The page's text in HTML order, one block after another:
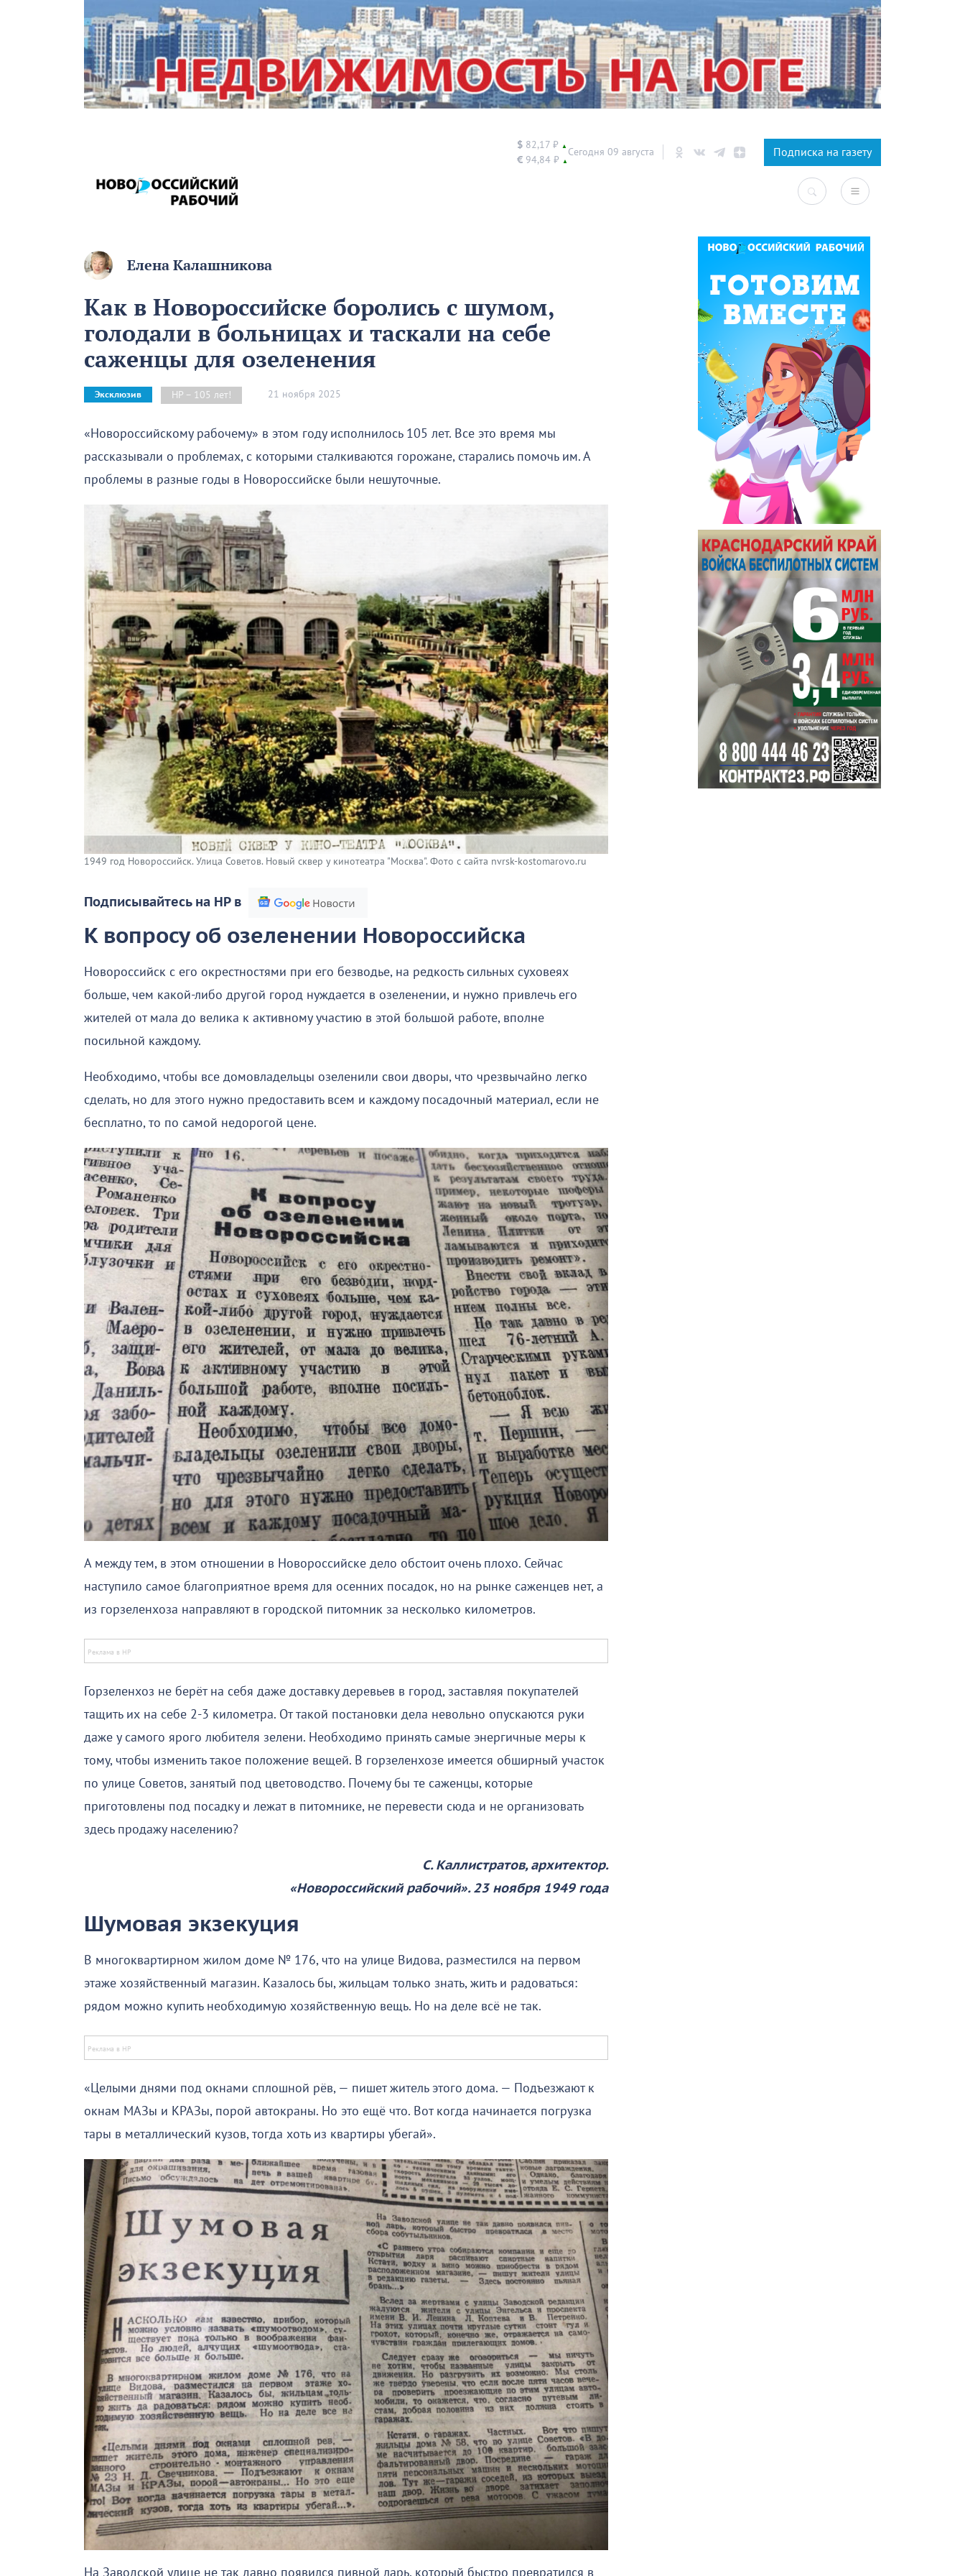
$ 82,17 ₽ ▲
€ 94,84 ₽ ▲
Сегодня 09 августа Подписка на газету
Елена Калашникова
Как в Новороссийске боролись с шумом,
голодали в больницах и таскали на себе
саженцы для озеленения
Эксклюзив НР – 105 лет! 21 ноября 2025
«Новороссийскому рабочему» в этом году исполнилось 105 лет. Все это время мы
рассказывали о проблемах, с которыми сталкиваются горожане, старались помочь им. А
проблемы в разные годы в Новороссийске были нешуточные.
1949 год Новороссийск. Улица Советов. Новый сквер у кинотеатра "Москва". Фото с сайта nvrsk-kostomarovo.ru
Подписывайтесь на НР в
К вопросу об озеленении Новороссийска
Новороссийск с его окрестностями при его безводье, на редкость сильных суховеях
больше, чем какой-либо другой город нуждается в озеленении, и нужно привлечь его
жителей от мала до велика к активному участию в этой большой работе, вполне
посильной каждому.
Необходимо, чтобы все домовладельцы озеленили свои дворы, что чрезвычайно легко
сделать, но для этого нужно предоставить всем и каждому посадочный материал, если не
бесплатно, то по самой недорогой цене.
А между тем, в этом отношении в Новороссийске дело обстоит очень плохо. Сейчас
наступило самое благоприятное время для осенних посадок, но на рынке саженцев нет, а
из горзеленхоза направляют в городской питомник за несколько километров.
Горзеленхоз не берёт на себя даже доставку деревьев в город, заставляя покупателей
тащить их на себе 2-3 километра. От такой постановки дела невольно опускаются руки
даже у самого ярого любителя зелени. Необходимо принять самые энергичные меры к
тому, чтобы изменить такое положение вещей. В горзеленхозе имеется обширный участок
по улице Советов, занятый под цветоводство. Почему бы те саженцы, которые
приготовлены под посадку и лежат в питомнике, не перевести сюда и не организовать
здесь продажу населению?
С. Каллистратов, архитектор.
«Новороссийский рабочий». 23 ноября 1949 года
Шумовая экзекуция
В многоквартирном жилом доме № 176, что на улице Видова, разместился на первом
этаже хозяйственный магазин. Казалось бы, жильцам только знать, жить и радоваться:
рядом можно купить необходимую хозяйственную вещь. Но на деле всё не так.
«Целыми днями под окнами сплошной рёв, — пишет житель этого дома. — Подъезжают к
окнам МАЗы и КРАЗы, порой автокраны. Но это ещё что. Вот когда начинается погрузка
тары в металлический кузов, тогда хоть из квартиры убегай».
На Заводской улице не так давно появился пивной ларь, который быстро превратился в